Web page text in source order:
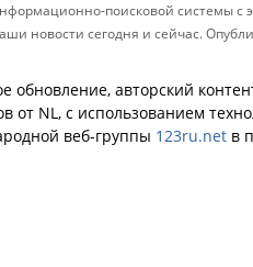
поисковой системы с
новости сегодня и сейчас.
авторский
NL, с использованием
веб-группы 123ru.net в